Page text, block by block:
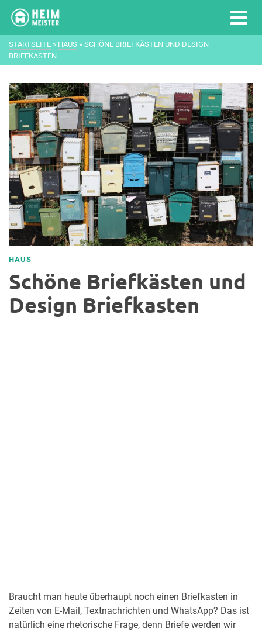
STARTSEITE » HAUS » SCHÖNE BRIEFKÄSTEN UND DESIGN
BRIEFKASTEN
HAUS
Schöne Briefkästen und
Design Briefkasten
Braucht man heute überhaupt noch einen Briefkasten in
Zeiten von E-Mail, Textnachrichten und WhatsApp? Das ist
natürlich eine rhetorische Frage, denn Briefe werden wir